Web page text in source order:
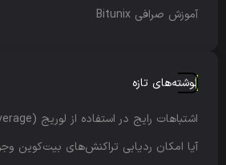
آموزش صرافی Bitunix
نوشته‌های تازه
اشتباهات رایج در استفاده از لوریج (Leverage)یا اهرم
آیا امکان ردیابی تراکنش‌های بیت‌کوین